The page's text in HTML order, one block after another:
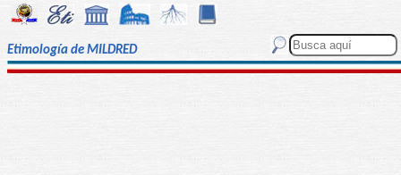
Etimología de MILDRED